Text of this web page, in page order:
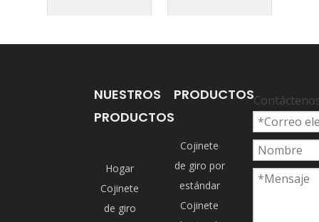
KATO RODAMIENTO
KATO HD450-VII
NUESTROS
PRODUCTOS
Hogar
Cojinete
de giro
PRODUCTOS
Cojinete
de giro por
estándar
Cojinete